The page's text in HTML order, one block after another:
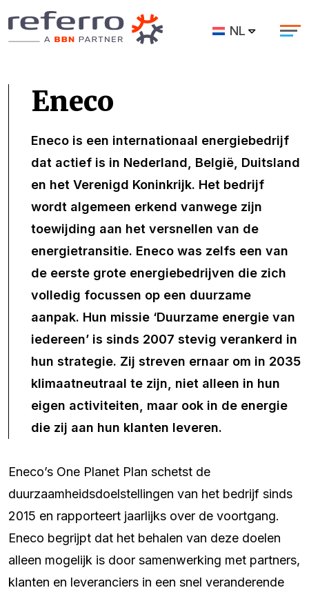
NL
Eneco
Eneco is een internationaal energiebedrijf
dat actief is in Nederland, België, Duitsland
en het Verenigd Koninkrijk. Het bedrijf
wordt algemeen erkend vanwege zijn
toewijding aan het versnellen van de
energietransitie. Eneco was zelfs een van
de eerste grote energiebedrijven die zich
volledig focussen op een duurzame
aanpak. Hun missie ‘Duurzame energie van
iedereen’ is sinds 2007 stevig verankerd in
hun strategie. Zij streven ernaar om in 2035
klimaatneutraal te zijn, niet alleen in hun
eigen activiteiten, maar ook in de energie
die zij aan hun klanten leveren.
Eneco’s One Planet Plan schetst de
duurzaamheidsdoelstellingen van het bedrijf sinds
2015 en rapporteert jaarlijks over de voortgang.
Eneco begrijpt dat het behalen van deze doelen
alleen mogelijk is door samenwerking met partners,
klanten en leveranciers in een snel veranderende